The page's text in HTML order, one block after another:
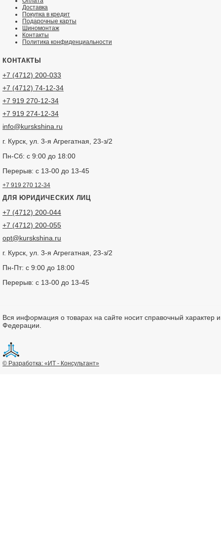
Доставка
Покупка в кредит
Подарочные карты
Шиномонтаж
Контакты
Политика конфиденциальности
КОНТАКТЫ
+7 (4712) 200-033
+7 (4712) 74-12-34
+7 919 270-12-34
+7 919 274-12-34
info@kurskshina.ru
г. Курск, ул. 3-я Агрегатная, 23-з/2
Пн-Сб: с 9:00 до 18:00
Перерыв: с 13-00 до 13-45
+7 919 270 12-34
ДЛЯ ЮРИДИЧЕСКИХ ЛИЦ
+7 (4712) 200-044
+7 (4712) 200-055
opt@kurskshina.ru
г. Курск, ул. 3-я Агрегатная, 23-з/2
Пн-Пт: с 9:00 до 18:00
Перерыв: с 13-00 до 13-45
Вся информация о товарах на сайте носит справочный характер
Федерации.
© Разработка: «ИТ - Консультант»